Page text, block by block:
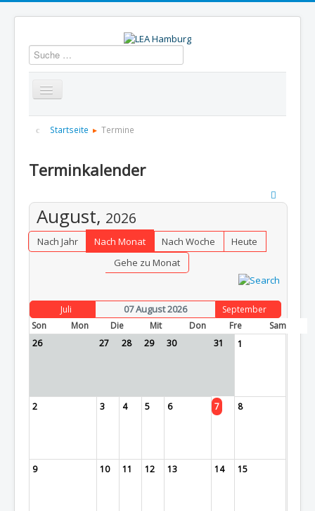
Suchen
Startseite Über uns
Startseite Termine
Terminkalender
August, 2026
Nach Jahr Nach Monat Nach Woche
Heute
Gehe zu Monat
Juli 07 August 2026
September
Son
Mon Die Mit Don Fre
Sam
26
27 28 29 30 31 1
2 3 4 5 6 7 8
9 10 11 12 13 14 15